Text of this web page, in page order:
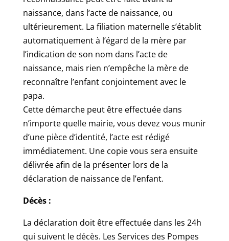
naissance, dans l’acte de naissance, ou
ultérieurement. La filiation maternelle s’établit
automatiquement à l’égard de la mère par
l’indication de son nom dans l’acte de
naissance, mais rien n’empêche la mère de
reconnaître l’enfant conjointement avec le
papa.
Cette démarche peut être effectuée dans
n’importe quelle mairie, vous devez vous munir
d’une pièce d’identité, l’acte est rédigé
immédiatement. Une copie vous sera ensuite
délivrée afin de la présenter lors de la
déclaration de naissance de l’enfant.
Décès :
La déclaration doit être effectuée dans les 24h
qui suivent le décès. Les Services des Pompes